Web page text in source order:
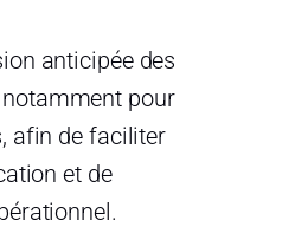
anticipée des
pour
afin de faciliter
et de